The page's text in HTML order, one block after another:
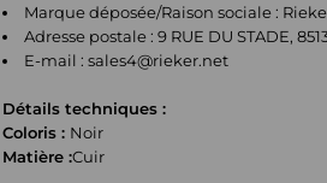
Marque déposée/Raison sociale :
Adresse postale : 9 RUE DU STADE,
E-mail :sales4@rieker.net
Détails techniques :
Coloris : Noir
Matière :Cuir